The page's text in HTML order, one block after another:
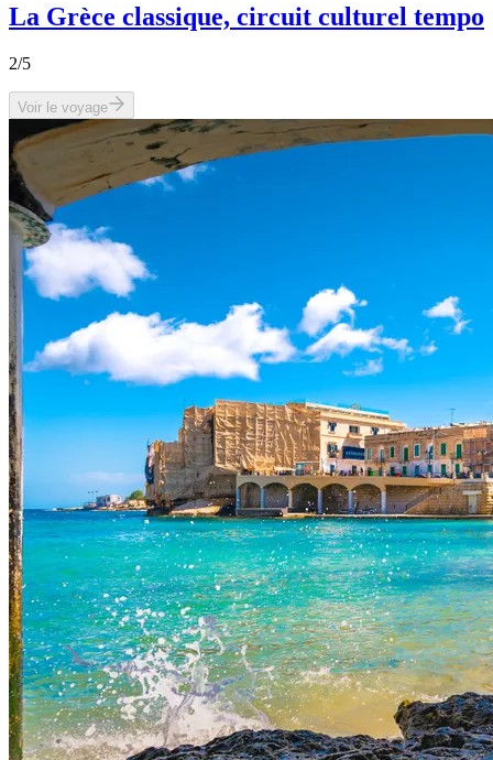
La Grèce classique, circuit culturel tempo
2/5
Voir le voyage